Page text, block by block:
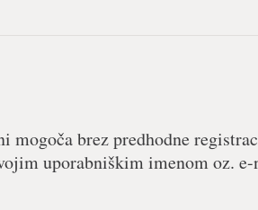
mogoča brez predhodne
uporabniškim imenom oz.